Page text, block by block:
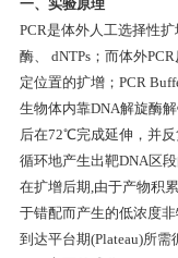
一、实验原理
PCR是体外人工选择性
酶、 dNTPs；而体外
定位置的扩增；PCR
生物体内靠DNA解旋酶
后在72℃完成延伸，并
循环地产生出靶DNA区
在扩增后期,由于产物积
于错配而产生的低浓度
到达平台期(Plateau)所